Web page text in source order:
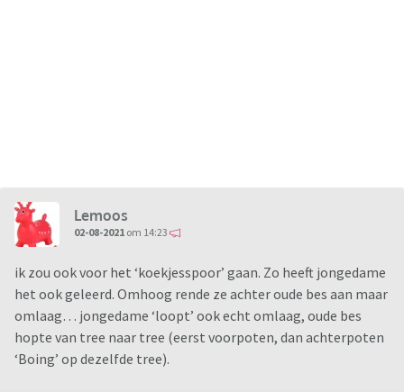
Lemoos
02-08-2021 om 14:23
ik zou ook voor het ‘koekjesspoor’ gaan. Zo heeft jongedame
het ook geleerd. Omhoog rende ze achter oude bes aan maar
omlaag… jongedame ‘loopt’ ook echt omlaag, oude bes
hopte van tree naar tree (eerst voorpoten, dan achterpoten
‘Boing’ op dezelfde tree).